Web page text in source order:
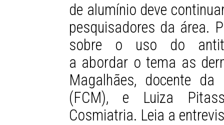
de alumínio deve
pesquisadores da área.
sobre o uso do
a abordar o tema as
Magalhães, docente da
(FCM), e Luiza
Cosmiatria. Leia a